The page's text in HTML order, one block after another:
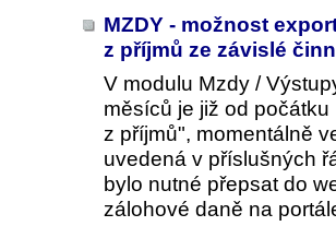
MZDY - možnost
z příjmů ze závislé
V modulu Mzdy /
měsíců je již od
z příjmů", momentálně
uvedená v příslušných
bylo nutné přepsat do
zálohové daně na